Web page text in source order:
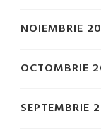
NOIEMBRIE
OCTOMBRIE
SEPTEMBRIE